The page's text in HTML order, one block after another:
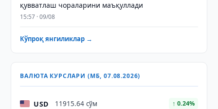
қувватлаш чораларини маъқуллади
15:57 · 09/08
Кўпроқ янгиликлар →
ВАЛЮТА КУРСЛАРИ (МБ, 07.08.2026)
USD 11915.64 сўм ↑ 0.24%